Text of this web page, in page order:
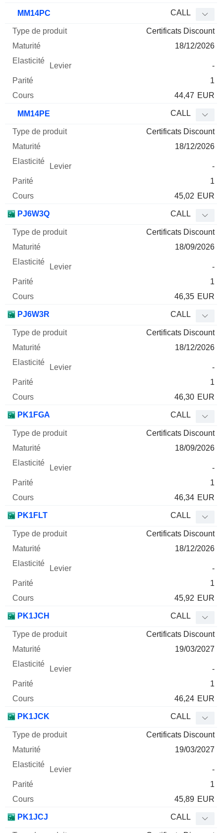
MM14PC CALL
Certificats Discount
18/12/2026
-
1
44,47 EUR
MM14PE CALL
Certificats Discount
18/12/2026
-
1
45,02 EUR
PJ6W3Q CALL
Certificats Discount
18/09/2026
-
1
46,35 EUR
PJ6W3R CALL
Certificats Discount
18/12/2026
-
1
46,30 EUR
PK1FGA CALL
Certificats Discount
18/09/2026
-
1
46,34 EUR
PK1FLT CALL
Certificats Discount
18/12/2026
-
1
45,92 EUR
PK1JCH CALL
Certificats Discount
19/03/2027
-
1
46,24 EUR
PK1JCK CALL
Certificats Discount
19/03/2027
-
1
45,89 EUR
PK1JCJ CALL